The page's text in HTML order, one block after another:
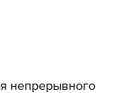
непрерывного